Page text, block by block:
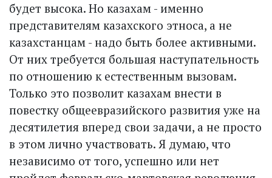
будет высока. Но казахам - именно
представителям казахского этноса, а не
казахстанцам - надо быть более активными.
От них требуется большая наступательность
по отношению к естественным вызовам.
Только это позволит казахам внести в
повестку общеевразийского развития уже на
десятилетия вперед свои задачи, а не просто
в этом лично участвовать. Я думаю, что
независимо от того, успешно или нет